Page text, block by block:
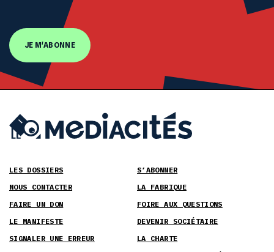
JE M'ABONNE
LES DOSSIERS
S’ABONNER
NOUS CONTACTER
LA FABRIQUE
FAIRE UN DON
FOIRE AUX QUESTIONS
LE MANIFESTE
DEVENIR SOCIÉTAIRE
SIGNALER UNE ERREUR
LA CHARTE